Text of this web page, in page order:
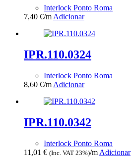
Interlock Ponto Roma
7,40 €/m Adicionar
IPR.110.0324
Interlock Ponto Roma
8,60 €/m Adicionar
IPR.110.0342
Interlock Ponto Roma
11,01 € (Inc. VAT 23%)/m Adicionar